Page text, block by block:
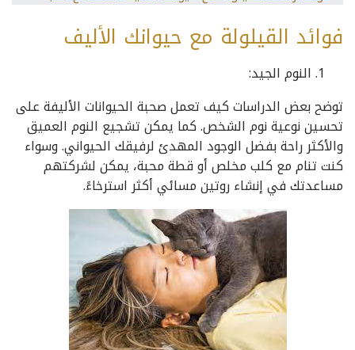
فوائد القيلولة مع حيوانك الأليف
النوم الجيد:
توضح بعض الدراسات كيف تعمل صحبة الحيوانات الأليفة على
تحسين نوعية نوم الشخص. كما يمكن تشجيع النوم العميق
والأكثر راحة بفضل الوجود المهدئ لرفيقك الحيواني. وسواء
كنت تنام مع كلب مخلص أو قطة محبة، يمكن لشركتهم
مساعدتك في إنشاء روتين مسائي أكثر استرخاءً.